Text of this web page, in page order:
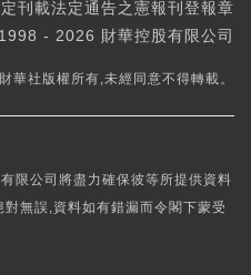
刊載法定通告之憲報刊登報章
- 2026 財華控股有限公司
華社版權所有,未經同意不得轉載。
限公司將盡力確保彼等所提供資料
無誤,資料如有錯漏而令閣下蒙受